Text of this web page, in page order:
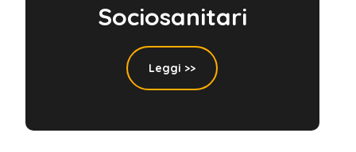
Sociosanitari
Leggi >>